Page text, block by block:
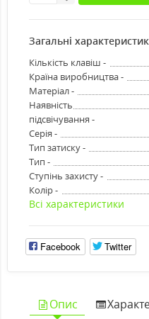
Загальні
Кількість клавіш -
Країна виробництва -
Матеріал -
Наявність
підсвічування -
Серія -
Тип затиску -
Тип -
Ступінь захисту -
Колір -
Всі характеристики
Facebook Twitter
Опис